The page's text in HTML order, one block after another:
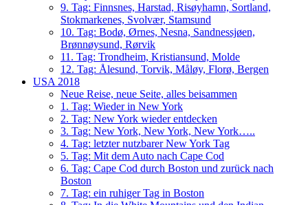
9. Tag: Finnsnes, Harstad, Risøyhamn, Sortland,
Stokmarkenes, Svolvær, Stamsund
10. Tag: Bodø, Ørnes, Nesna, Sandnessjøen,
Brønnøysund, Rørvik
11. Tag: Trondheim, Kristiansund, Molde
12. Tag: Ålesund, Torvik, Måløy, Florø, Bergen
USA 2018
Neue Reise, neue Seite, alles beisammen
1. Tag: Wieder in New York
2. Tag: New York wieder entdecken
3. Tag: New York, New York, New York…..
4. Tag: letzter nutzbarer New York Tag
5. Tag: Mit dem Auto nach Cape Cod
6. Tag: Cape Cod durch Boston und zurück nach
Boston
7. Tag: ein ruhiger Tag in Boston